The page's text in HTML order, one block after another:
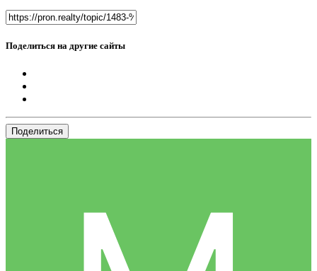
Поделиться на другие сайты
Поделиться